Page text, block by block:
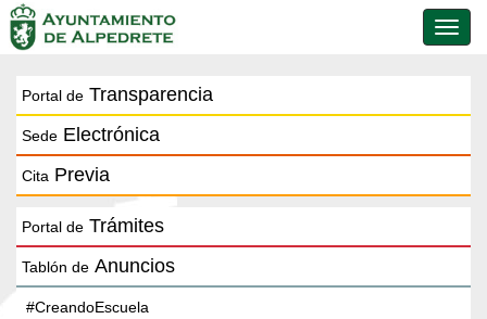
de
Portal de Transparencia
Sede Electrónica
Cita Previa
Portal de Trámites
Tablón de Anuncios